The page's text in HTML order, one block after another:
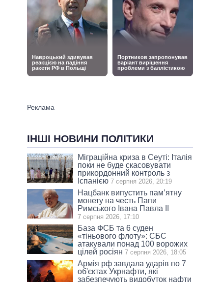
ІНШІ НОВИНИ ПОЛІТИКИ
Міграційна криза в Сеуті: Італія
поки не буде скасовувати
прикордонний контроль з
Іспанією 7 серпня 2026, 20:19
Нацбанк випустить пам’ятну
монету на честь Папи
Римського Івана Павла II
7 серпня 2026, 17:10
База ФСБ та 6 суден
«тіньового флоту»: СБС
атакували понад 100 ворожих
цілей росіян 7 серпня 2026, 18:05
Армія рф завдала ударів по 7
об'єктах Укрнафти, які
забезпечують видобуток нафти